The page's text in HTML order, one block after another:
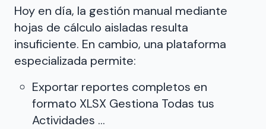
Hoy en día, la gestión manual mediante
hojas de cálculo aisladas resulta
insuficiente. En cambio, una plataforma
especializada permite:
Exportar reportes completos en
formato XLSX Gestiona Todas tus
Actividades …